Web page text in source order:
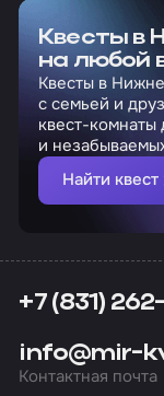
Квесты в
на любой
Квесты в
с семьей и
квест-
и
Найти квест
+7 (831)
info@mir-
Контактная почта